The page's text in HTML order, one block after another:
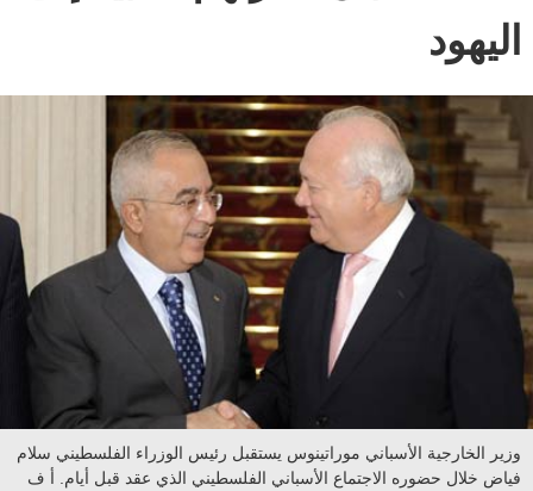
اليهود
وزير الخارجية الأسباني موراتينوس يستقبل رئيس الوزراء الفلسطيني سلام
فياض خلال حضوره الاجتماع الأسباني الفلسطيني الذي عقد قبل أيام. أ ف